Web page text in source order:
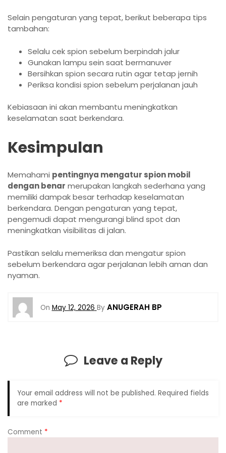
Selain pengaturan yang tepat, berikut beberapa tips
tambahan:
Selalu cek spion sebelum berpindah jalur
Gunakan lampu sein saat bermanuver
Bersihkan spion secara rutin agar tetap jernih
Periksa kondisi spion sebelum perjalanan jauh
Kebiasaan ini akan membantu meningkatkan
keselamatan saat berkendara.
Kesimpulan
Memahami pentingnya mengatur spion mobil
dengan benar merupakan langkah sederhana yang
memiliki dampak besar terhadap keselamatan
berkendara. Dengan pengaturan yang tepat,
pengemudi dapat mengurangi blind spot dan
meningkatkan visibilitas di jalan.
Pastikan selalu memeriksa dan mengatur spion
sebelum berkendara agar perjalanan lebih aman dan
nyaman.
On May 12, 2026 By ANUGERAH BP
Leave a Reply
Your email address will not be published. Required fields
are marked *
Comment *